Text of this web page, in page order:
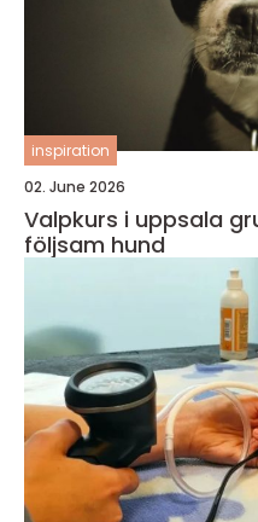
inspiration
02. June 2026
Valpkurs i uppsala grunden för en trygg och
följsam hund